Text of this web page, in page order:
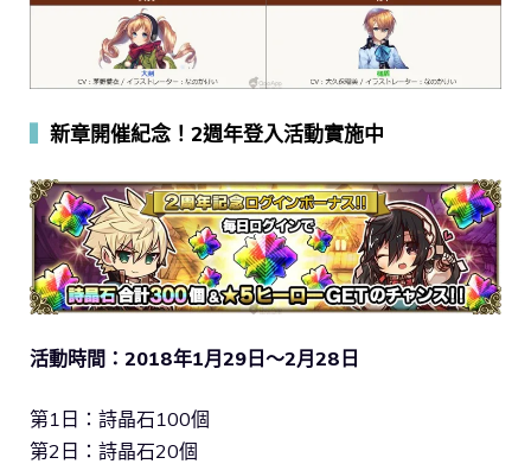
新章開催紀念！2週年登入活動實施中
活動時間：2018年1月29日～2月28日
第1日：詩晶石100個
第2日：詩晶石20個